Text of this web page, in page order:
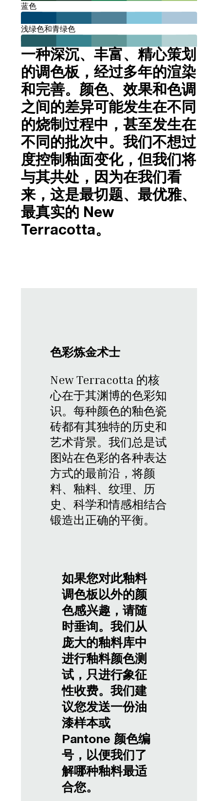
蓝色
浅绿色和青绿色
一种深沉、丰富、精心策划
的调色板，经过多年的渲染
和完善。颜色、效果和色调
之间的差异可能发生在不同
的烧制过程中，甚至发生在
不同的批次中。我们不想过
度控制釉面变化，但我们将
与其共处，因为在我们看
来，这是最切题、最优雅、
最真实的 New
Terracotta。
色彩炼金术士
New Terracotta 的核
心在于其渊博的色彩知
识。每种颜色的釉色瓷
砖都有其独特的历史和
艺术背景。我们总是试
图站在色彩的各种表达
方式的最前沿，将颜
料、釉料、纹理、历
史、科学和情感相结合
锻造出正确的平衡。
如果您对此釉料
调色板以外的颜
色感兴趣，请随
时垂询。我们从
庞大的釉料库中
进行釉料颜色测
试，只进行象征
性收费。我们建
议您发送一份油
漆样本或
Pantone 颜色编
号，以便我们了
解哪种釉料最适
合您。